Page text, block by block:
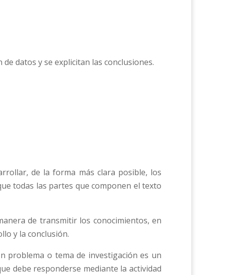
datos y se explicitan las conclusiones.
de la forma más clara posible, los
todas las partes que componen el texto
de transmitir los conocimientos, en
y la conclusión.
problema o tema de investigación es un
debe responderse mediante la actividad